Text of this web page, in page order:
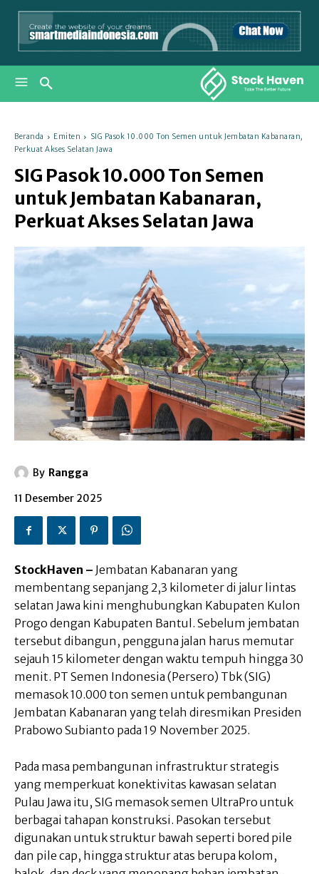
Beranda Emiten
SIG Pasok 10.000 Ton Semen untuk Jembatan Kabanaran,
Perkuat Akses Selatan Jawa
SIG Pasok 10.000 Ton Semen
untuk Jembatan Kabanaran,
Perkuat Akses Selatan Jawa
By Rangga
11 Desember 2025
StockHaven – Jembatan Kabanaran yang
membentang sepanjang 2,3 kilometer di jalur lintas
selatan Jawa kini menghubungkan Kabupaten Kulon
Progo dengan Kabupaten Bantul. Sebelum jembatan
tersebut dibangun, pengguna jalan harus memutar
sejauh 15 kilometer dengan waktu tempuh hingga 30
menit. PT Semen Indonesia (Persero) Tbk (SIG)
memasok 10.000 ton semen untuk pembangunan
Jembatan Kabanaran yang telah diresmikan Presiden
Prabowo Subianto pada 19 November 2025.
Pada masa pembangunan infrastruktur strategis
yang memperkuat konektivitas kawasan selatan
Pulau Jawa itu, SIG memasok semen UltraPro untuk
berbagai tahapan konstruksi. Pasokan tersebut
digunakan untuk struktur bawah seperti bored pile
dan pile cap, hingga struktur atas berupa kolom,